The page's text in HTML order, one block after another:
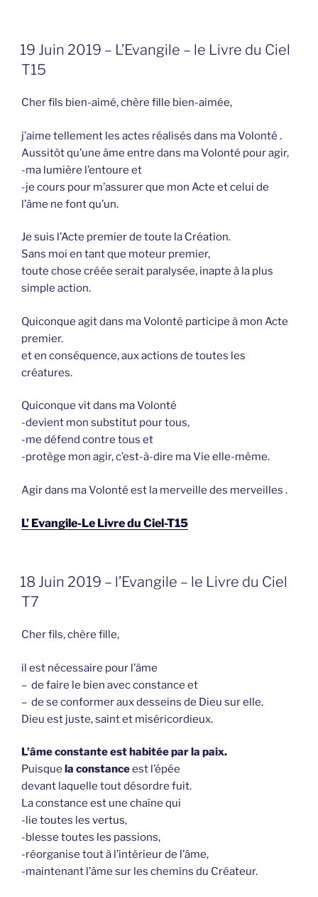
GEPLAATST
OP
19 Juin 2019 – L’Evangile – le Livre du Ciel
T15
Cher fils bien-aimé, chère fille bien-aimée,
j’aime tellement les actes réalisés dans ma Volonté .
Aussitôt qu’une âme entre dans ma Volonté pour agir,
-ma lumière l’entoure et
-je cours pour m’assurer que mon Acte et celui de
l’âme ne font qu’un.
Je suis l’Acte premier de toute la Création.
Sans moi en tant que moteur premier,
toute chose créée serait paralysée, inapte à la plus
simple action.
Quiconque agit dans ma Volonté participe à mon Acte
premier.
et en conséquence, aux actions de toutes les
créatures.
Quiconque vit dans ma Volonté
-devient mon substitut pour tous,
-me défend contre tous et
-protège mon agir, c’est-à-dire ma Vie elle-même.
Agir dans ma Volonté est la merveille des merveilles .
L’ Evangile-Le Livre du Ciel-T15
GEPLAATST
OP
18 Juin 2019 – l’Evangile – le Livre du Ciel
T7
Cher fils, chère fille,
il est nécessaire pour l’âme
– de faire le bien avec constance et
– de se conformer aux desseins de Dieu sur elle.
Dieu est juste, saint et miséricordieux.
L’âme constante est habitée par la paix.
Puisque la constanceest l’épée
devant laquelle tout désordre fuit.
La constance est une chaîne qui
-lie toutes les vertus,
-blesse toutes les passions,
-réorganise tout à l’intérieur de l’âme,
-maintenant l’âme sur les chemins du Créateur.